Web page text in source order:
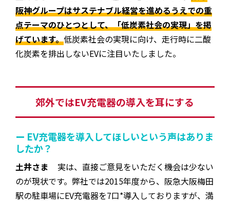
阪神グループはサステナブル経営を進めるうえでの重
点テーマのひとつとして、「低炭素社会の実現」を掲
げています。低炭素社会の実現に向け、走行時に二酸
化炭素を排出しないEVに注目いたしました。
郊外ではEV充電器の導入を耳にする
ー EV充電器を導入してほしいという声はありま
したか？
土井さま
実は、直接ご意見をいただく機会は少ない
のが現状です。弊社では2015年度から、阪急大阪梅田
駅の駐車場にEV充電器を7口*導入しておりますが、満